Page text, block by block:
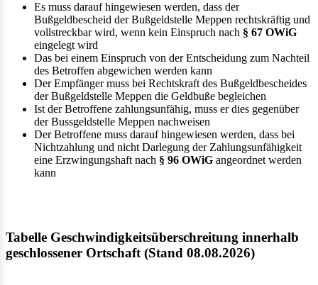
Es muss darauf hingewiesen werden, dass der
Bußgeldbescheid der Bußgeldstelle Meppen rechtskräftig und
vollstreckbar wird, wenn kein Einspruch nach § 67 OWiG
eingelegt wird
Das bei einem Einspruch von der Entscheidung zum Nachteil
des Betroffen abgewichen werden kann
Der Empfänger muss bei Rechtskraft des Bußgeldbescheides
der Bußgeldstelle Meppen die Geldbuße begleichen
Ist der Betroffene zahlungsunfähig, muss er dies gegenüber
der Bussgeldstelle Meppen nachweisen
Der Betroffene muss darauf hingewiesen werden, dass bei
Nichtzahlung und nicht Darlegung der Zahlungsunfähigkeit
eine Erzwingungshaft nach § 96 OWiG angeordnet werden
kann
Tabelle Geschwindigkeitsüberschreitung innerhalb
geschlossener Ortschaft (Stand 08.08.2026)